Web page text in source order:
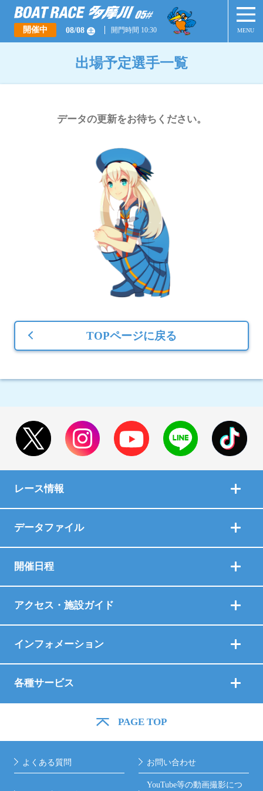
開催中 08/08 土 開門時間 10:30 MENU
出場予定選手一覧
データの更新をお待ちください。
TOPページに戻る
レース情報
データファイル
開催日程
アクセス・施設ガイド
インフォメーション
各種サービス
PAGE TOP
よくある質問 お問い合わせ
YouTube等の動画撮影につ